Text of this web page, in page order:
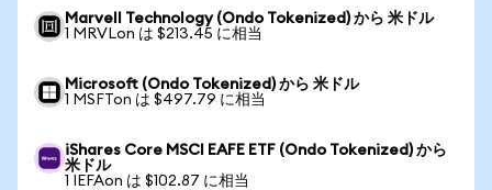
Marvell Technology (Ondo Tokenized) から 米ドル
1 MRVLon は $213.45 に相当
Microsoft (Ondo Tokenized) から 米ドル
1 MSFTon は $497.79 に相当
iShares Core MSCI EAFE ETF (Ondo Tokenized) から
米ドル
1 IEFAon は $102.87 に相当